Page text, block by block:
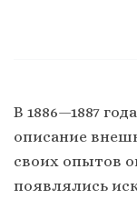
В 1886—1887
описание
своих опытов
появлялись